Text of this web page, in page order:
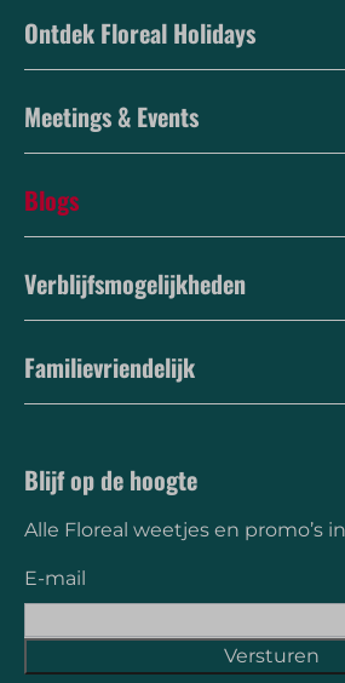
Ontdek Floreal Holidays
Meetings & Events
Blogs
Verblijfsmogelijkheden
Familievriendelijk
Blijf op de hoogte
Alle Floreal weetjes en promo’s
E-mail
Versturen